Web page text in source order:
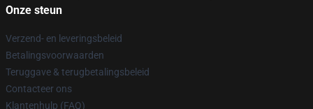
Onze steun
Verzend- en leveringsbeleid
Betalingsvoorwaarden
Teruggave & terugbetalingsbeleid
Contacteer ons
Klantenhulp (FAQ)